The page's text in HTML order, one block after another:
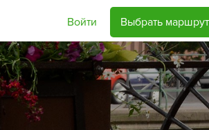
Войти Выбрать маршрут